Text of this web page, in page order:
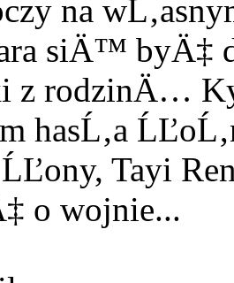
na
siÄ™
z rodzinÄ…
hasĹ‚a
Tayi
o wojnie...